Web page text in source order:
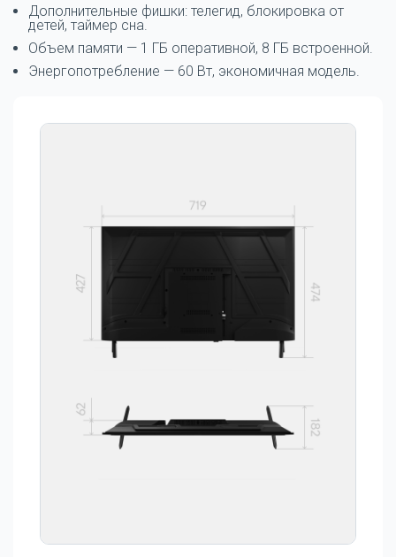
Дополнительные фишки: телегид, блокировка от
детей, таймер сна.
Объем памяти — 1 ГБ оперативной, 8 ГБ встроенной.
Энергопотребление — 60 Вт, экономичная модель.